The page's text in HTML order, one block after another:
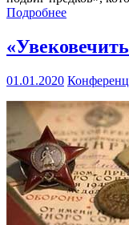
Подробнее
01.01.2020